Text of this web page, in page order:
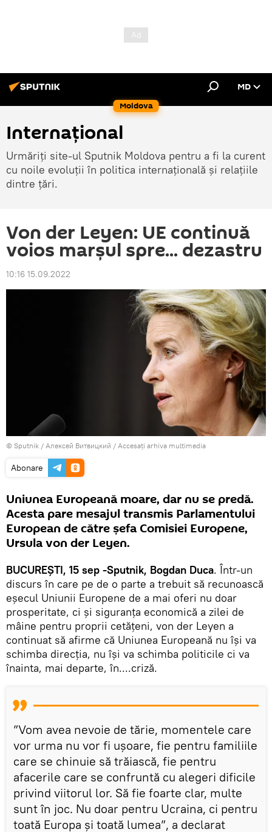
Moldova
MD
Internațional
Urmăriți site-ul Sputnik Moldova pentru a fi la curent
cu noile evoluții în politica internațională și relațiile
dintre țări.
Von der Leyen: UE continuă
voios marșul spre... dezastru
10:16 15.09.2022
© Sputnik / Алексей Витвицкий / Accesați arhiva multimedia
Abonare
Uniunea Europeană moare, dar nu se predă.
Acesta pare mesajul transmis Parlamentului
European de către șefa Comisiei Europene,
Ursula von der Leyen.
BUCUREȘTI, 15 sep -Sputnik, Bogdan Duca. Într-un
discurs în care pe de o parte a trebuit să recunoască
eșecul Uniunii Europene de a mai oferi nu doar
prosperitate, ci și siguranța economică a zilei de
mâine pentru proprii cetățeni, von der Leyen a
continuat să afirme că Uniunea Europeană nu își va
schimba direcția, nu își va schimba politicile ci va
înainta, mai departe, în....criză.
”Vom avea nevoie de tărie, momentele care
vor urma nu vor fi ușoare, fie pentru familiile
care se chinuie să trăiască, fie pentru
afacerile care se confruntă cu alegeri dificile
privind viitorul lor. Să fie foarte clar, multe
sunt în joc. Nu doar pentru Ucraina, ci pentru
toată Europa și toată lumea”, a declarat